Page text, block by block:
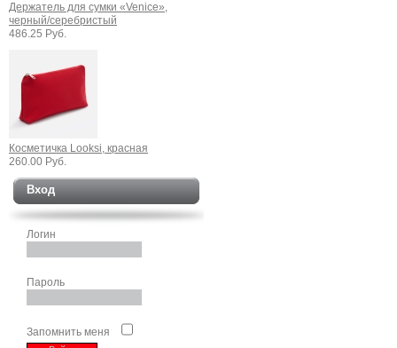
Держатель для сумки «Venice»,
черный/серебристый
486.25 Руб.
Косметичка Looksi, красная
260.00 Руб.
Вход
Логин
Пароль
Запомнить меня